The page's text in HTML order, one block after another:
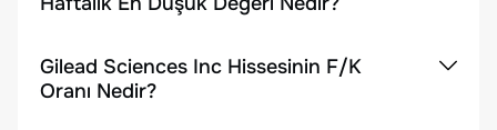
Gilead Sciences Inc Hissesinin F/K
Oranı Nedir?